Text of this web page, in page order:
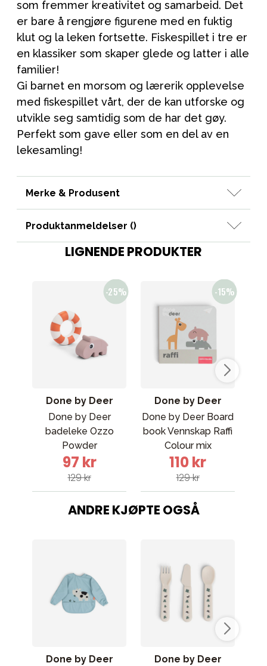
som fremmer kreativitet og samarbeid. Det
er bare å rengjøre figurene med en fuktig
klut og la leken fortsette. Fiskespillet i tre er
en klassiker som skaper glede og latter i alle
familier!
Gi barnet en morsom og lærerik opplevelse
med fiskespillet vårt, der de kan utforske og
utvikle seg samtidig som de har det gøy.
Perfekt som gave eller som en del av en
lekesamling!
Merke & Produsent
Produktanmeldelser ()
LIGNENDE PRODUKTER
Done by Deer
Done by Deer
badeleke Ozzo
Powder
97 kr
129 kr
Done by Deer
Done by Deer Board
book Vennskap Raffi
Colour mix
110 kr
129 kr
ANDRE KJØPTE OGSÅ
Done by Deer
Done by Deer